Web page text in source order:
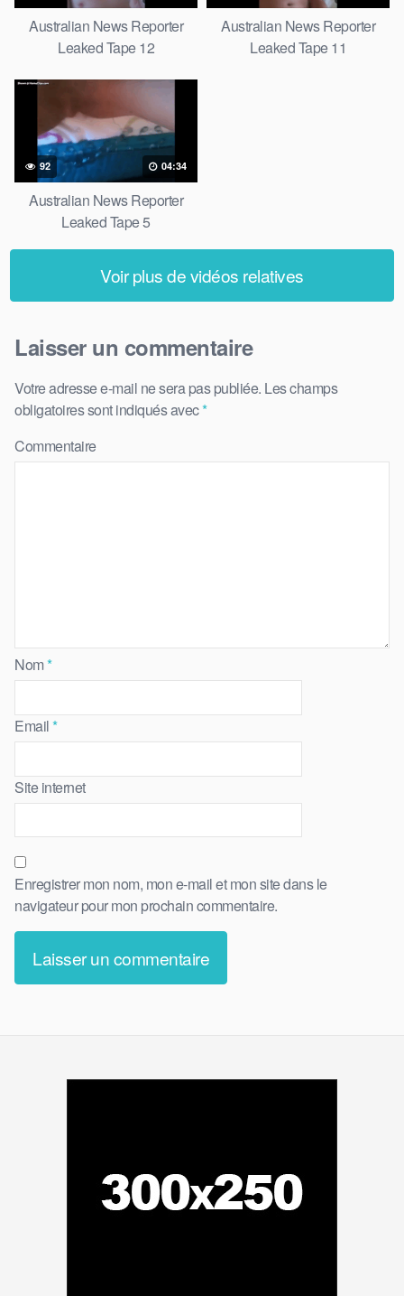
Australian News Reporter
Leaked Tape 12
Australian News Reporter
Leaked Tape 11
92 04:34
Australian News Reporter
Leaked Tape 5
Voir plus de vidéos relatives
Laisser un commentaire
Votre adresse e-mail ne sera pas publiée. Les champs
obligatoires sont indiqués avec*
Commentaire
Nom*
Email*
Site internet
Enregistrer mon nom, mon e-mail et mon site dans le
navigateur pour mon prochain commentaire.